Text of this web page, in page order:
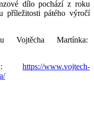
dílo pochází z roku
příležitosti pátého výročí
Martínka:
na: https://www.vojtech-